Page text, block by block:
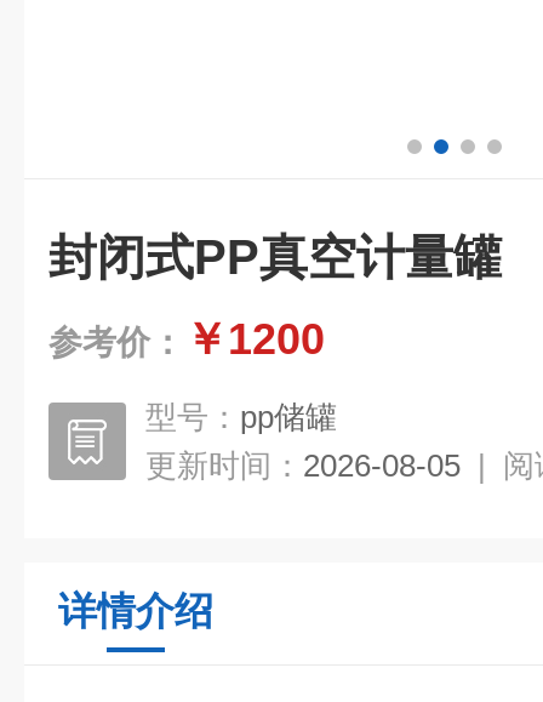
封闭式PP真空计量罐
参考价： ￥1200
型号： pp储罐
更新时间： 2026-08-05 | 阅
详情介绍